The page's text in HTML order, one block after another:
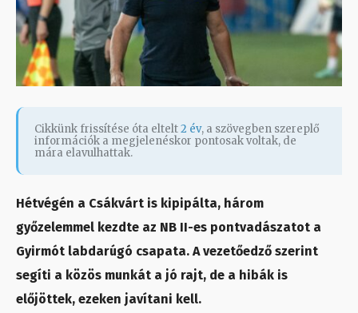
Cikkünk frissítése óta eltelt2 év, a szövegben szereplő
információk a megjelenéskor pontosak voltak, de
mára elavulhattak.
Hétvégén a Csákvárt is kipipálta, három
győzelemmel kezdte az NB II-es pontvadászatot a
Gyirmót labdarúgó csapata. A vezetőedző szerint
segíti a közös munkát a jó rajt, de a hibák is
előjöttek, ezeken javítani kell.